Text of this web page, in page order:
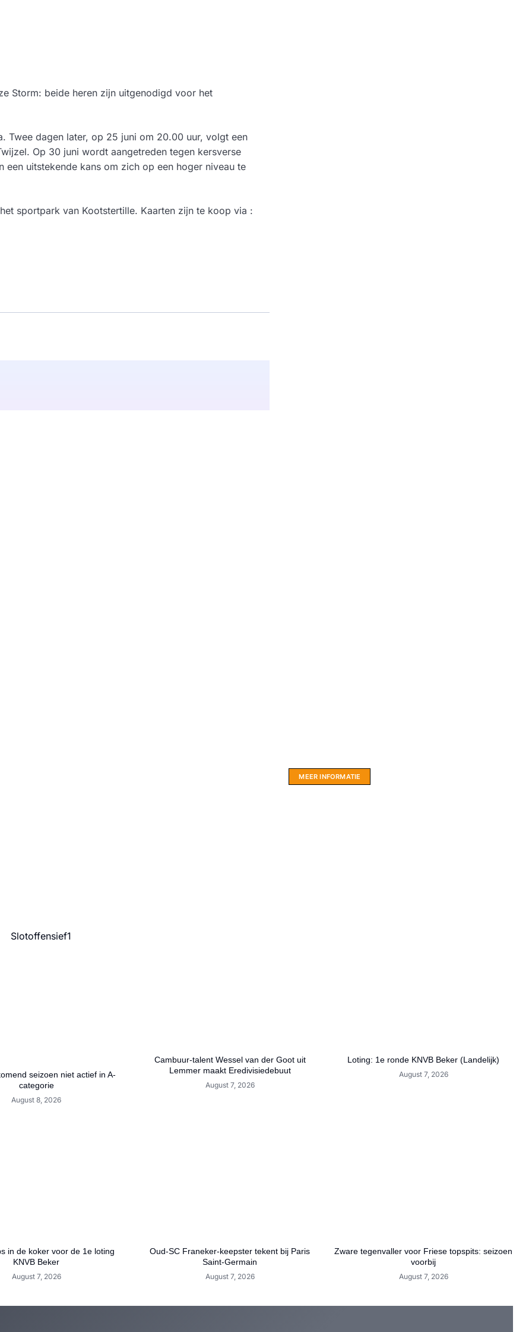
Storm: beide heren zijn uitgenodigd voor het
Twee dagen later, op 25 juni om 20.00 uur, volgt een
Op 30 juni wordt aangetreden tegen kersverse
uitstekende kans om zich op een hoger niveau te
sportpark van Kootstertille. Kaarten zijn te koop via :
MEER INFORMATIE
seizoen niet actief in A-
categorie
August 8, 2026
Cambuur-talent Wessel van der Goot uit
Lemmer maakt Eredivisiedebuut
August 7, 2026
Loting: 1e ronde KNVB Beker (Landelijk)
August 7, 2026
in de koker voor de 1e loting
KNVB Beker
August 7, 2026
Oud-SC Franeker-keepster tekent bij Paris
Saint-Germain
August 7, 2026
Zware tegenvaller voor Friese topspits: seizoen
voorbij
August 7, 2026